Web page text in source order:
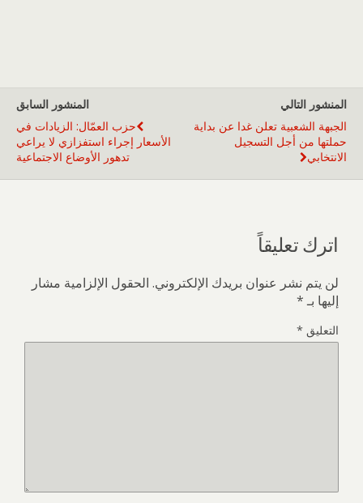
المنشور السابق
حزب العمّال: الزيادات في
الأسعار إجراء استفزازي لا يراعي
تدهور الأوضاع الاجتماعية
المنشور التالي
الجبهة الشعبية تعلن غدا عن بداية
حملتها من أجل التسجيل
الانتخابي
اترك تعليقاً
لن يتم نشر عنوان بريدك الإلكتروني. الحقول الإلزامية مشار
إليها بـ*
التعليق *